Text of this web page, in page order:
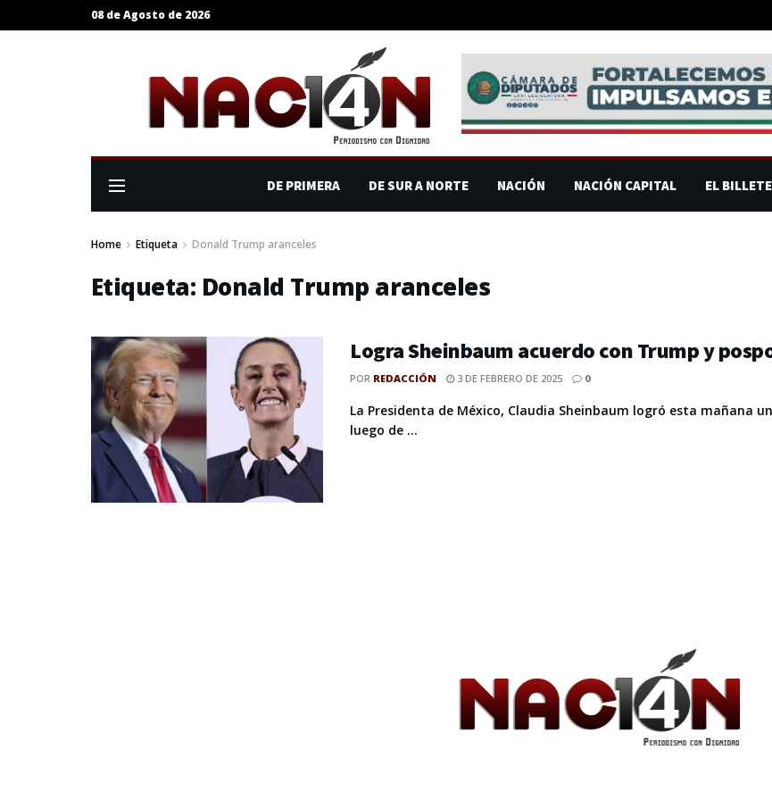
08 de Agosto de 2026
DE PRIMERA DE SUR A NORTE NACIÓN NACIÓN CAPITAL EL BILLETE
Home Etiqueta Donald Trump aranceles
Etiqueta: Donald Trump aranceles
Logra Sheinbaum acuerdo con Trump y
POR REDACCIÓN 3 DE FEBRERO DE 2025 0
La Presidenta de México, Claudia Sheinbaum logró esta mañana
luego de ...